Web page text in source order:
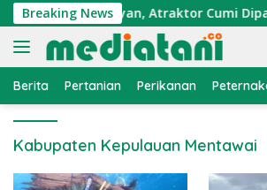
Langsung
ke
konten
Breaking News
Ekonomi Nelayan, Atraktor Cumi
Berita Pertanian Perikanan
Kabupaten Kepulauan Mentawai